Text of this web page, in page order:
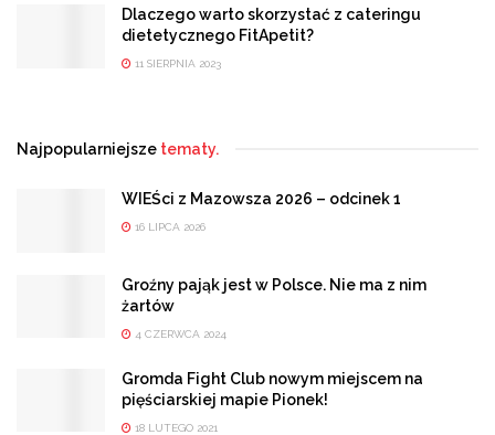
Dlaczego warto skorzystać z cateringu
dietetycznego FitApetit?
11 SIERPNIA 2023
Najpopularniejsze tematy.
WIEŚci z Mazowsza 2026 – odcinek 1
16 LIPCA 2026
Groźny pająk jest w Polsce. Nie ma z nim
żartów
4 CZERWCA 2024
Gromda Fight Club nowym miejscem na
pięściarskiej mapie Pionek!
18 LUTEGO 2021